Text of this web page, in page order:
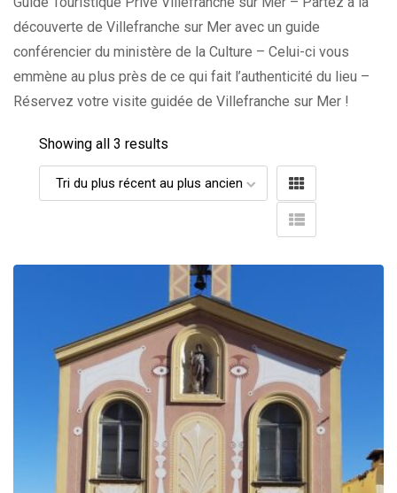
découverte de Villefranche sur Mer avec un guide
conférencier du ministère de la Culture – Celui-ci vous
emmène au plus près de ce qui fait l’authenticité du lieu –
Réservez votre visite guidée de Villefranche sur Mer !
Showing all 3 results